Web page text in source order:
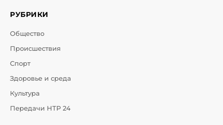
РУБРИКИ
Общество
Происшествия
Спорт
Здоровье и среда
Культура
Передачи НТР 24